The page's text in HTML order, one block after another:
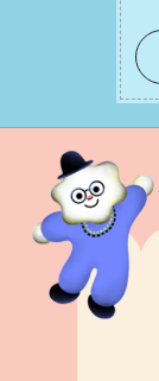
⾝
時
ネ
変